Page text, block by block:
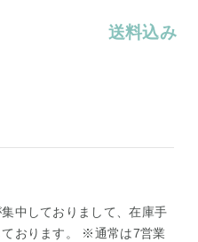
送料込み
中しておりまして、在庫手
おります。 ※通常は7営業